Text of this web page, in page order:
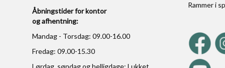
Åbningstider for kontor
og afhentning:
Mandag - Torsdag: 09.00-16.00
Fredag: 09.00-15.30
Lørdag, søndag og helligdage: Lukket
Rammer i